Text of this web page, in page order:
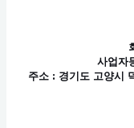
사업
주소 : 경기도 고양시